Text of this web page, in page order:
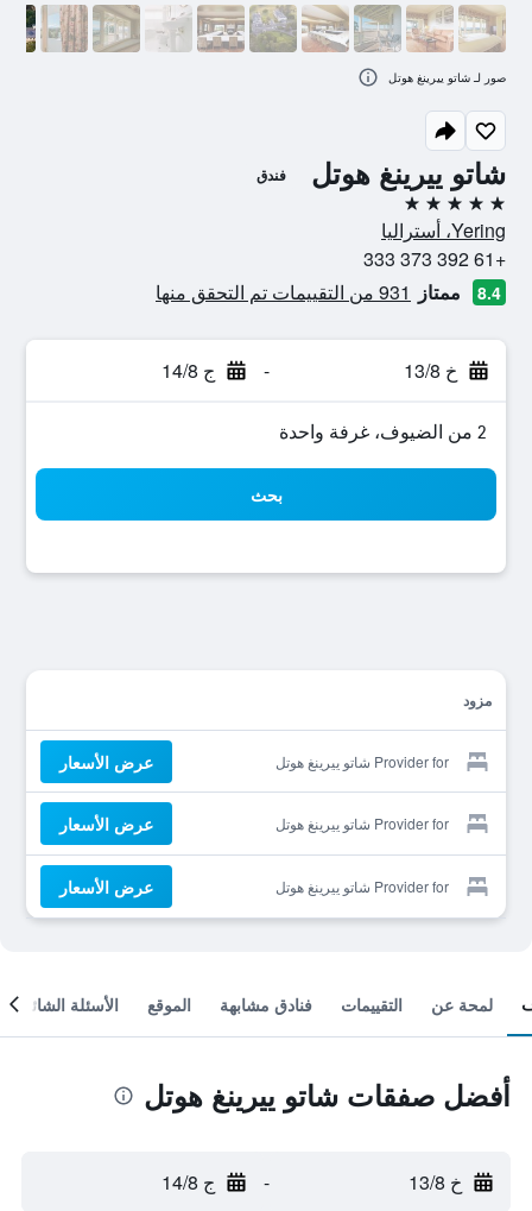
شاتو ييرينغ هوتل فندق
5 نجوم
Yering، أستراليا
+61 392 373 333
8.4 ممتاز 931 من التقييمات تم التحقق منها
خ 13/8 - ج 14/8
2 من الضيوف، غرفة واحدة
بحث
مزود
Provider for شاتو ييرينغ هوتل عرض الأسعار
Provider for شاتو ييرينغ هوتل عرض الأسعار
Provider for شاتو ييرينغ هوتل عرض الأسعار
صور لـ شاتو ييرينغ هوتل
لمحة عن التقييمات فنادق مشابهة الموقع الأسئلة الشائعة
أفضل صفقات شاتو ييرينغ هوتل
خ 13/8 - ج 14/8